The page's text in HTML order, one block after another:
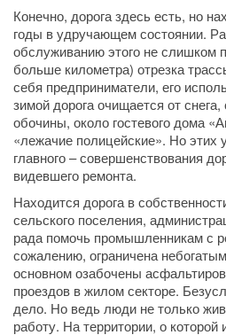
Конечно, дорога здесь есть, но
годы в удручающем состоянии.
обслуживанию этого не слишком
больше километра) отрезка
себя предприниматели, его
зимой дорога очищается от
обочины, около гостевого дома
«лежачие полицейские». Но этих
главного – совершенствования
видевшего ремонта.
Находится дорога в
сельского поселения,
рада помочь промышленникам с
сожалению, ограничена
основном озабочены
проездов в жилом секторе.
дело. Но ведь люди не только
работу. На территории, о которой